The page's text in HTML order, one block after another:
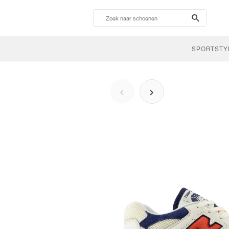
search-
btn